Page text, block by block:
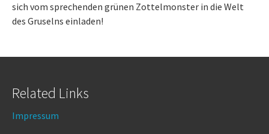
sich vom sprechenden grünen Zottelmonster in die Welt
des Gruselns einladen!
Related Links
Impressum